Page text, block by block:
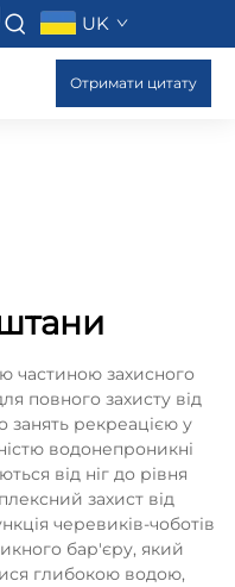
UK
Отримати цитату
частиною захисного
повного захисту від
занять рекреацією у
водонепроникні
від ніг до рівня
захист від
черевиків-чоботів
бар'єру, який
глибокою водою,